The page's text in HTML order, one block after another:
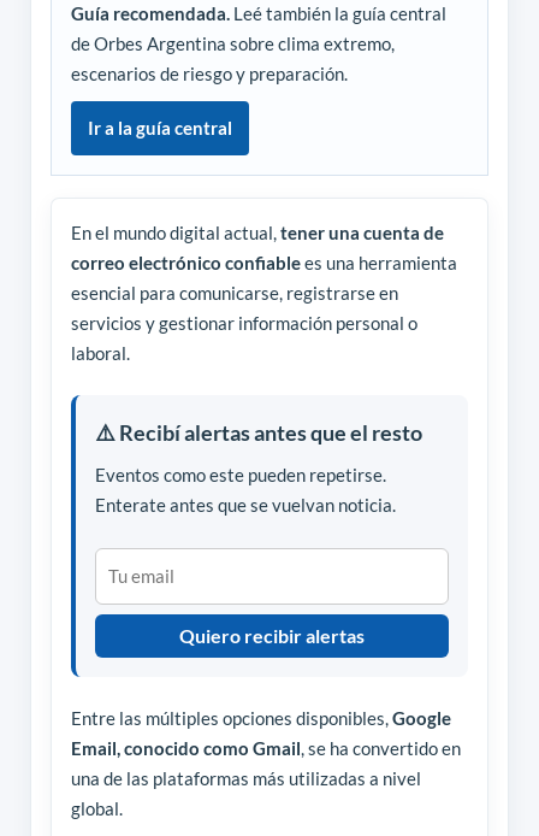
Guía recomendada.Leé también la guía central
de Orbes Argentina sobre clima extremo,
escenarios de riesgo y preparación.
Ir a la guía central
En el mundo digital actual,tener una cuenta de
correo electrónico confiablees una herramienta
esencial para comunicarse, registrarse en
servicios y gestionar información personal o
laboral.
⚠️ Recibí alertas antes que el resto
Eventos como este pueden repetirse.
Enterate antes que se vuelvan noticia.
Quiero recibir alertas
Entre las múltiples opciones disponibles,Google
Email, conocido como Gmail, se ha convertido en
una de las plataformas más utilizadas a nivel
global.